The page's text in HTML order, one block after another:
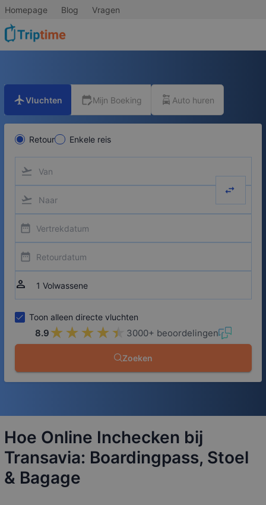
Homepage Blog Vragen
flightVluchten edit_calendarMijn Boeking car_rental Auto huren
Retour Enkele reis
flight_takeoff
flight_takeoff
date_range
date_range
person
Toon alleen directe vluchten
8.9 ★★★★★
★★★★★ 3000+ beoordelingen
Zoeken
Hoe Online Inchecken bij
Transavia: Boardingpass, Stoel
& Bagage